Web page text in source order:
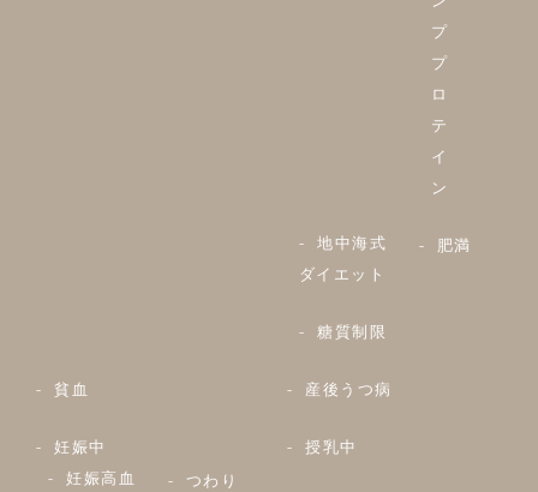
プ
プ
ロ
テ
イ
ン
地中海式
ダイエット
肥満
糖質制限
貧血 産後うつ病
妊娠中
妊娠高血
つわり
授乳中